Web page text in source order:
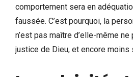
comportement sera en
faussée. C’est pourquoi, la
n’est pas maître d’elle-même
justice de Dieu, et encore moins